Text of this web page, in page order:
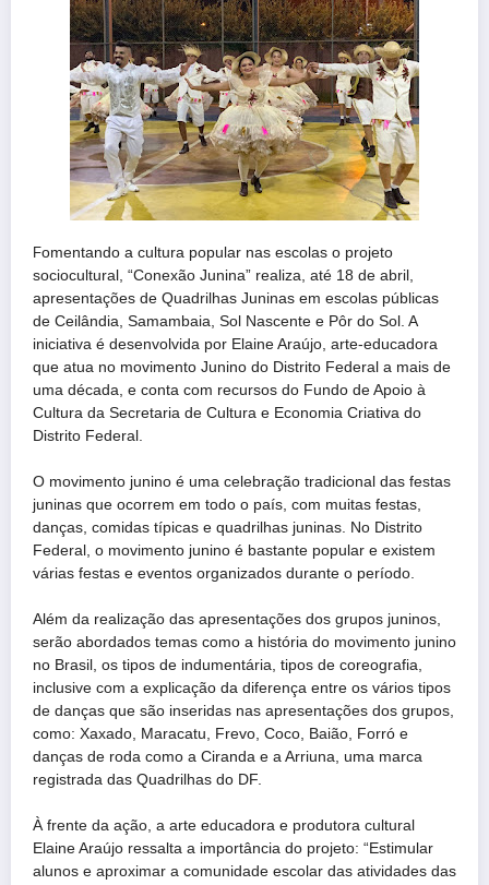
Fomentando a cultura popular nas escolas o projeto
sociocultural, “Conexão Junina” realiza, até 18 de abril,
apresentações de Quadrilhas Juninas em escolas públicas
de Ceilândia, Samambaia, Sol Nascente e Pôr do Sol. A
iniciativa é desenvolvida por Elaine Araújo, arte-educadora
que atua no movimento Junino do Distrito Federal a mais de
uma década, e conta com recursos do Fundo de Apoio à
Cultura da Secretaria de Cultura e Economia Criativa do
Distrito Federal.
O movimento junino é uma celebração tradicional das festas
juninas que ocorrem em todo o país, com muitas festas,
danças, comidas típicas e quadrilhas juninas. No Distrito
Federal, o movimento junino é bastante popular e existem
várias festas e eventos organizados durante o período.
Além da realização das apresentações dos grupos juninos,
serão abordados temas como a história do movimento junino
no Brasil, os tipos de indumentária, tipos de coreografia,
inclusive com a explicação da diferença entre os vários tipos
de danças que são inseridas nas apresentações dos grupos,
como: Xaxado, Maracatu, Frevo, Coco, Baião, Forró e
danças de roda como a Ciranda e a Arriuna, uma marca
registrada das Quadrilhas do DF.
À frente da ação, a arte educadora e produtora cultural
Elaine Araújo ressalta a importância do projeto: “Estimular
alunos e aproximar a comunidade escolar das atividades das